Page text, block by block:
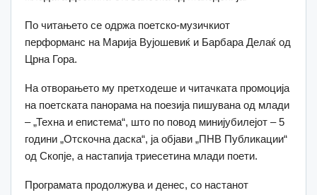
По читањето се одржа поетско-музичкиот
перформанс на Марија Вујошевиќ и Барбара Делаќ од
Црна Гора.
На отворањето му претходеше и читачката промоција
на поетската панорама на поезија пишувана од млади
‒ „Техна и епистема“, што по повод минијубилејот ‒ 5
години „Отскочна даска“, ја објави „ПНВ Публикации“
од Скопје, а настапија триесетина млади поети.
Програмата продолжува и денес, со настанот